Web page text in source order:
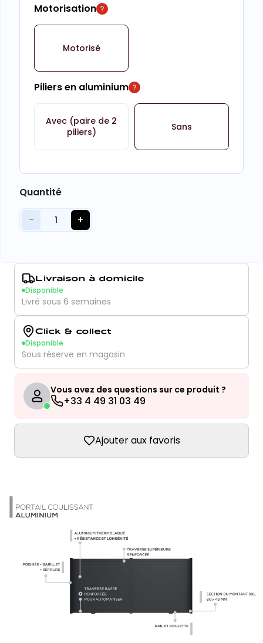
Motorisation
Motorisé
Piliers en aluminium
Avec (paire de 2
piliers)
Sans
Quantité
− 1 +
Livraison à domicile
Disponible
Livré sous 6 semaines
Click & collect
Disponible
Sous réserve en magasin
Vous avez des questions sur ce produit ?
+33 4 49 31 03 49
Ajouter aux favoris